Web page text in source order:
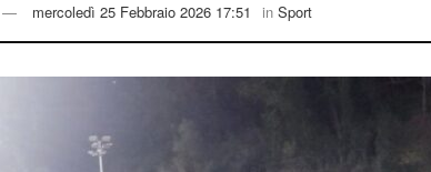
mercoledì 25 Febbraio 2026 17:51 in Sport